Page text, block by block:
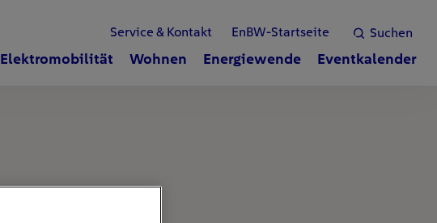
Suchen
Service & Kontakt EnBW-Startseite
Elektromobilität Wohnen Energiewende Eventkalender